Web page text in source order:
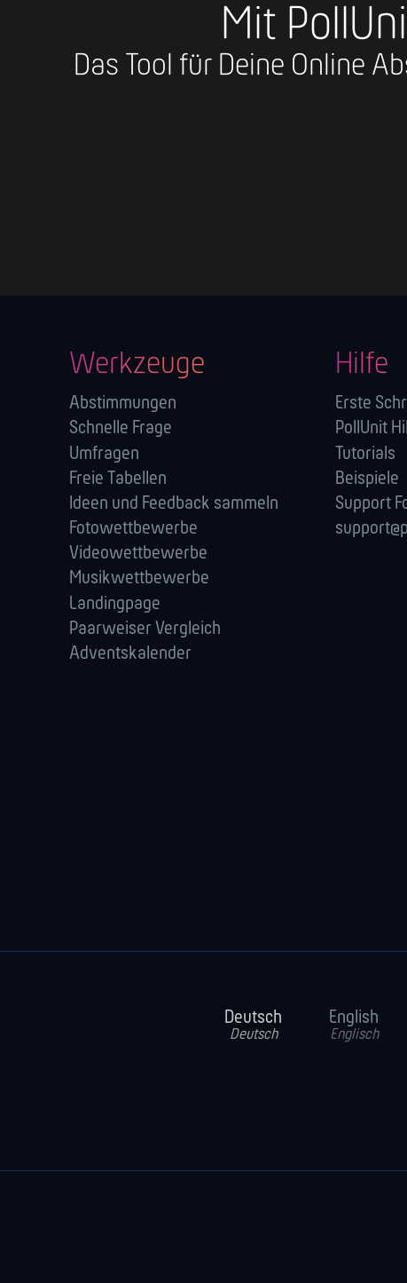
Mit
Das Tool für Deine Online
Werkzeuge
Abstimmungen
Schnelle Frage
Umfragen
Freie Tabellen
Ideen und Feedback sammeln
Fotowettbewerbe
Videowettbewerbe
Musikwettbewerbe
Landingpage
Paarweiser Vergleich
Adventskalender
Hilfe
Erste
PollUnit
Tutorials
Beispiele
Support
Deutsch
Deutsch
English
Englisch